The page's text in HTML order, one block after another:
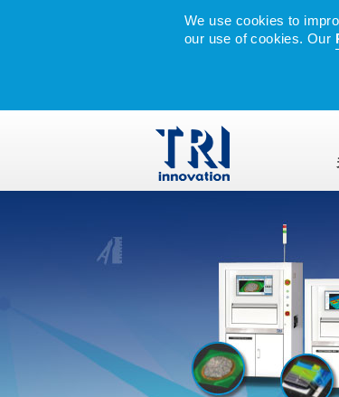
We use cookies to
our use of cookies. Our